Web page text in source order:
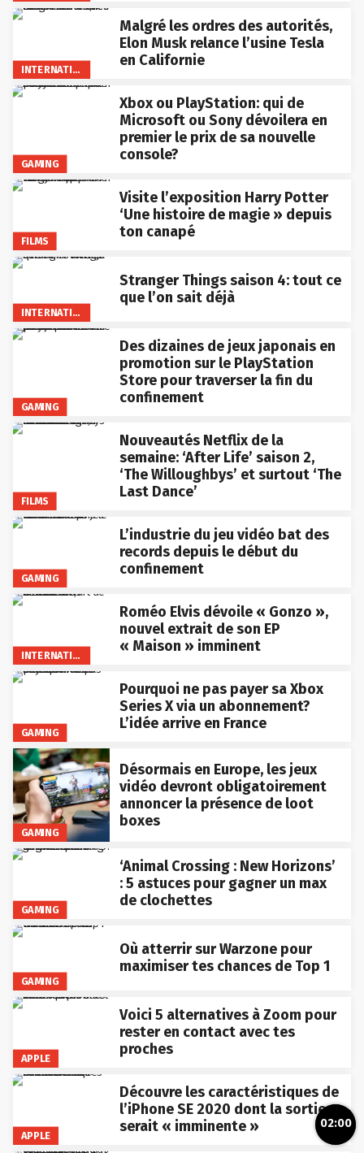
INTERNATIONAL
Malgré les ordres des autorités,
Elon Musk relance l’usine Tesla
en Californie
GAMING
Xbox ou PlayStation: qui de
Microsoft ou Sony dévoilera en
premier le prix de sa nouvelle
console?
FILMS
Visite l’exposition Harry Potter
‘Une histoire de magie » depuis
ton canapé
INTERNATIONAL
Stranger Things saison 4: tout ce
que l’on sait déjà
GAMING
Des dizaines de jeux japonais en
promotion sur le PlayStation
Store pour traverser la fin du
confinement
FILMS
Nouveautés Netflix de la
semaine: ‘After Life’ saison 2,
‘The Willoughbys’ et surtout ‘The
Last Dance’
GAMING
L’industrie du jeu vidéo bat des
records depuis le début du
confinement
INTERNATIONAL
Roméo Elvis dévoile « Gonzo »,
nouvel extrait de son EP
« Maison » imminent
GAMING
Pourquoi ne pas payer sa Xbox
Series X via un abonnement?
L’idée arrive en France
GAMING
Désormais en Europe, les jeux
vidéo devront obligatoirement
annoncer la présence de loot
boxes
GAMING
‘Animal Crossing : New Horizons’
: 5 astuces pour gagner un max
de clochettes
GAMING
Où atterrir sur Warzone pour
maximiser tes chances de Top 1
APPLE
Voici 5 alternatives à Zoom pour
rester en contact avec tes
proches
APPLE
Découvre les caractéristiques de
l’iPhone SE 2020 dont la sortie
serait « imminente »
02:00